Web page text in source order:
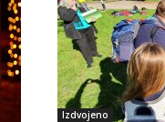
Izdvojeno